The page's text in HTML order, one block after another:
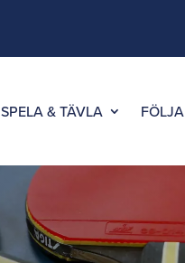
SPELA & TÄVLA FÖLJA